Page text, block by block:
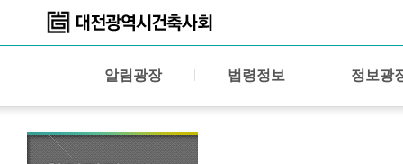
알림광장 법령정보 정보광